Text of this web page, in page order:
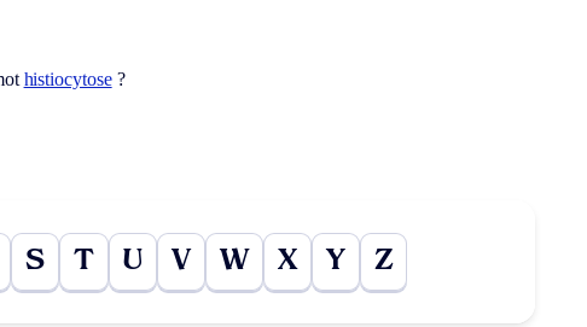
histiocytose?
S T U V W X Y Z